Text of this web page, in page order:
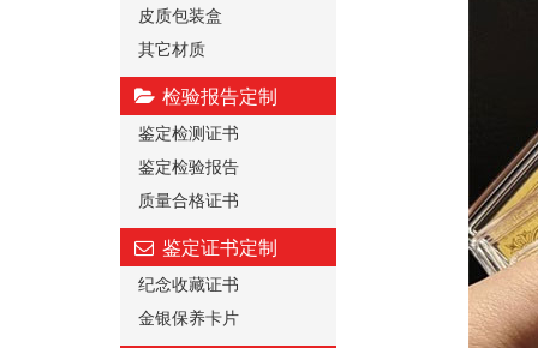
皮质包装盒
其它材质
检验报告定制
鉴定检测证书
鉴定检验报告
质量合格证书
鉴定证书定制
纪念收藏证书
金银保养卡片